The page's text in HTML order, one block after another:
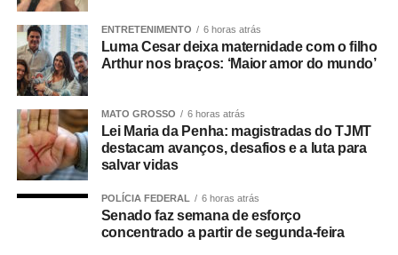
Durante a visita, Rogério Vianna Rangel agradeceu a
confiança depositada no Instituto Selecon e destacou a
forma como o processo foi conduzido.
“Eu, em nome do Selecon, também agradeço ao
deputado porque, de fato, fizemos um concurso histórico,
graças à oportunidade que o Juca nos deu para
realizarmos esse concurso com qualidade e segurança,
mas, acima de tudo, com muita transparência”, declarou o
presidente da instituição.
ENTRETENIMENTO 6 horas atrás
Luma Cesar deixa maternidade com o filho
Arthur nos braços: ‘Maior amor do mundo’
MATO GROSSO 6 horas atrás
Lei Maria da Penha: magistradas do TJMT
destacam avanços, desafios e a luta para
salvar vidas
POLÍCIA FEDERAL 6 horas atrás
Senado faz semana de esforço
concentrado a partir de segunda-feira